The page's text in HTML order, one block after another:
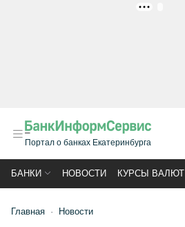
Портал о банках Екатеринбурга
БАНКИ НОВОСТИ КУРСЫ ВАЛЮТ
Главная Новости